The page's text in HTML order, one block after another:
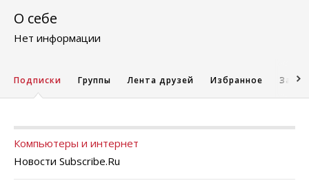
О себе
Нет информации
Подписки Группы Лента друзей Избранное
Компьютеры и интернет
Новости Subscribe.Ru